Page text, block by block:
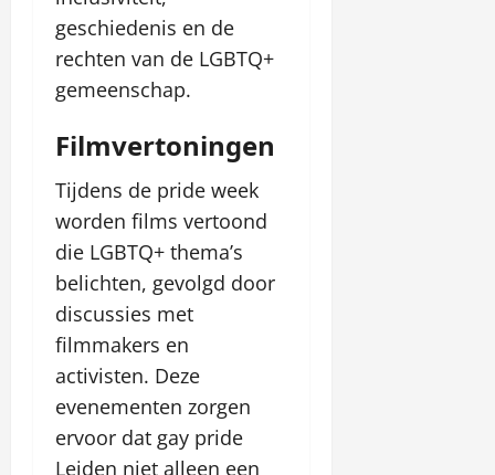
geschiedenis en de
rechten van de LGBTQ+
gemeenschap.
Filmvertoningen
Tijdens de pride week
worden films vertoond
die LGBTQ+ thema’s
belichten, gevolgd door
discussies met
filmmakers en
activisten. Deze
evenementen zorgen
ervoor dat gay pride
Leiden niet alleen een